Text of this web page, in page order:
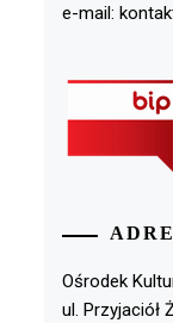
e-mail:
Ośrodek
ul. Przyjaciół